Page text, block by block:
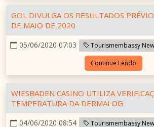
GOL DIVULGA OS RESULTADOS
DE MAIO DE 2020
05/06/2020 07:03 Tourismembassy
Continue Lendo
WIESBADEN CASINO UTILIZA
TEMPERATURA DA DERMALOG
04/06/2020 08:54 Tourismembassy